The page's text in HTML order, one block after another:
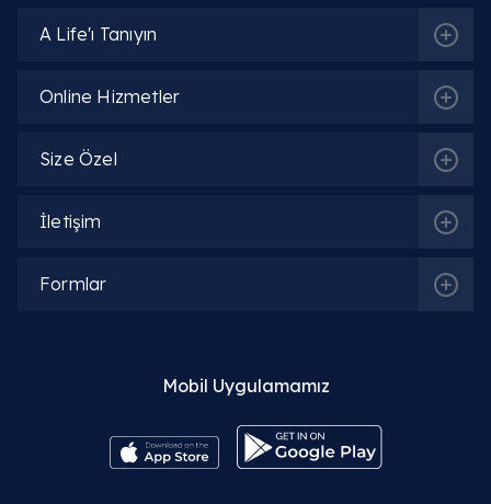
A Life'ı Tanıyın
Online Hizmetler
Size Özel
İletişim
Formlar
Mobil Uygulamamız